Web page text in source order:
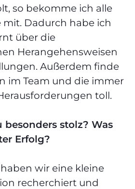
so bekomme ich alle
mit. Dadurch habe ich
über die
Herangehensweisen
Außerdem finde
im Team und die immer
toll.
stolz? Was
Erfolg?
wir eine kleine
recherchiert und